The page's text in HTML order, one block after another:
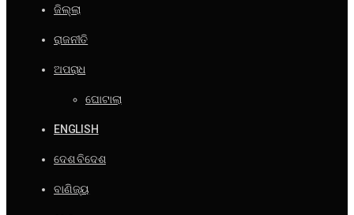
ଜିଲ୍ଲା
ରାଜନୀତି
ଅପରାଧ
ଘୋଟାଲା
ENGLISH
ଦେଶ ବିଦେଶ
ବାଣିଜ୍ୟ